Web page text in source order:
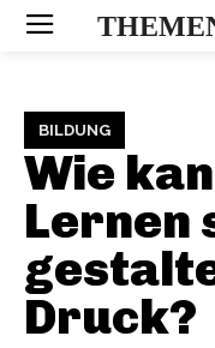
BILDUNG
Wie
Lernen
Druck?